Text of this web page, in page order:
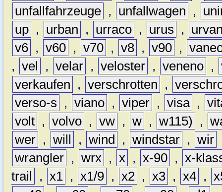
unfallfahrzeuge , unfallwagen ,
up , urban , urraco , urus ,
v6 , v60 , v70 , v8 , v90 ,
, vel , velar , veloster , veneno ,
verkaufen
, verschrotten ,
verso-s
, viano , viper , visa ,
volt , volvo , vw , w , w115) ,
wer , will , wind , windstar , wir
wrangler , wrx , x , x-90 , x-
trail
, x1 , x1/9 , x2 , x3 , x4 ,